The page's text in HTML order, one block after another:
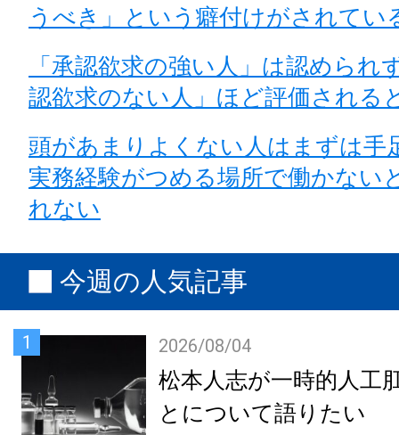
うべき」という癖付けがされてい
「承認欲求の強い人」は認められ
認欲求のない人」ほど評価される
頭があまりよくない人はまずは手
実務経験がつめる場所で働かない
れない
今週の人気記事
1 2026/08/04
松本人志が一時的人工
とについて語りたい